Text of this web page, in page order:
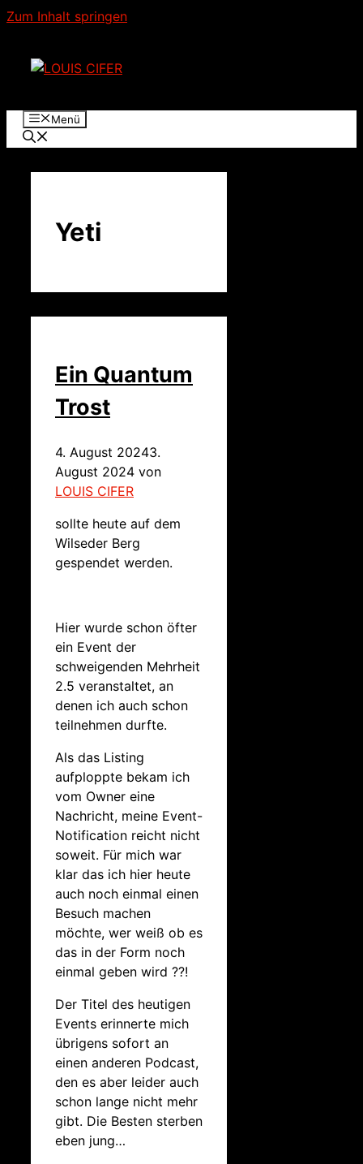
Zum Inhalt springen
Menü
Yeti
Ein Quantum
Trost
4. August 20243.
August 2024 von
LOUIS CIFER
sollte heute auf dem
Wilseder Berg
gespendet werden.
Hier wurde schon öfter
ein Event der
schweigenden Mehrheit
2.5 veranstaltet, an
denen ich auch schon
teilnehmen durfte.
Als das Listing
aufploppte bekam ich
vom Owner eine
Nachricht, meine Event-
Notification reicht nicht
soweit. Für mich war
klar das ich hier heute
auch noch einmal einen
Besuch machen
möchte, wer weiß ob es
das in der Form noch
einmal geben wird ??!
Der Titel des heutigen
Events erinnerte mich
übrigens sofort an
einen anderen Podcast,
den es aber leider auch
schon lange nicht mehr
gibt. Die Besten sterben
eben jung…